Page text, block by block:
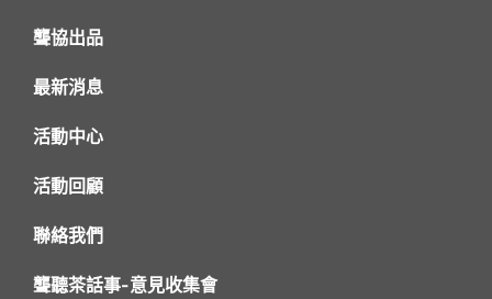
聾協出品
最新消息
活動中心
活動回顧
聯絡我們
聾聽茶話事-意見收集會